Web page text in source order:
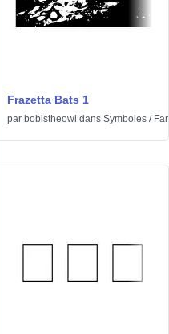
Frazetta Bats 1
par bobistheowl dans Symboles /